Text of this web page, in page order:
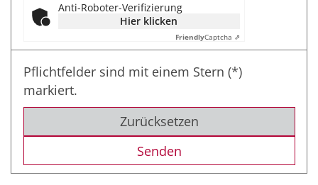
Anti-Roboter-Verifizierung
Hier klicken
FriendlyCaptcha ⇗
Pflichtfelder sind mit einem Stern (*)
markiert.
Zurücksetzen